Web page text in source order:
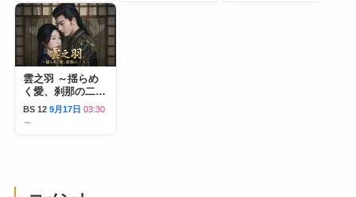
雲之羽 ～揺らめ
く愛、刹那の二人
～
BS 12 9月17日 03:30
～